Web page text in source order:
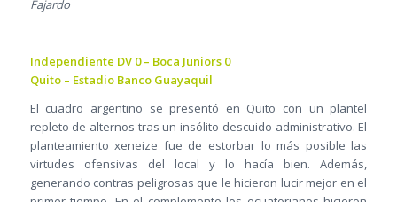
Fajardo
Independiente DV 0 – Boca Juniors 0
Quito – Estadio Banco Guayaquil
El cuadro argentino se presentó en Quito con un plantel
repleto de alternos tras un insólito descuido administrativo. El
planteamiento xeneize fue de estorbar lo más posible las
virtudes ofensivas del local y lo hacía bien. Además,
generando contras peligrosas que le hicieron lucir mejor en el